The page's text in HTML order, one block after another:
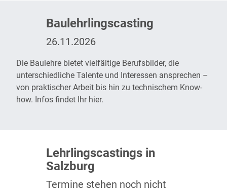
Baulehrlingscasting
26.11.2026
Die Baulehre bietet vielfältige Berufsbilder, die
unterschiedliche Talente und Interessen ansprechen –
von praktischer Arbeit bis hin zu technischem Know-
how. Infos findet Ihr hier.
Lehrlingscastings in
Salzburg
Termine stehen noch nicht